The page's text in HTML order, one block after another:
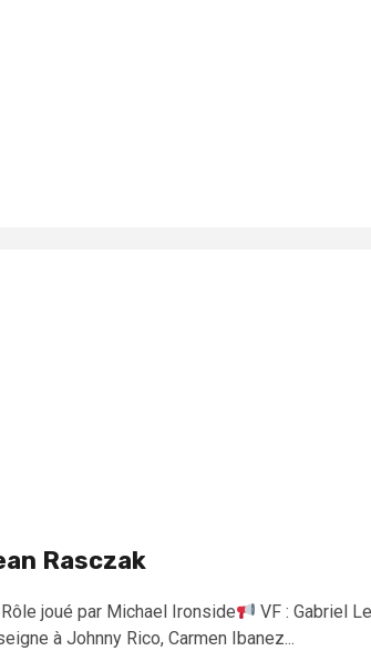
Rasczak
joué par Michael Ironside
VF : Gabriel
à Johnny Rico, Carmen Ibanez...